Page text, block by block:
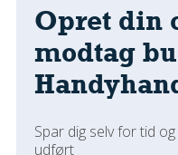
Montage Og Udskiftning
Reparation Og Vedligehold
Andet
Opret din
modtag
Spar dig selv for tid
udført